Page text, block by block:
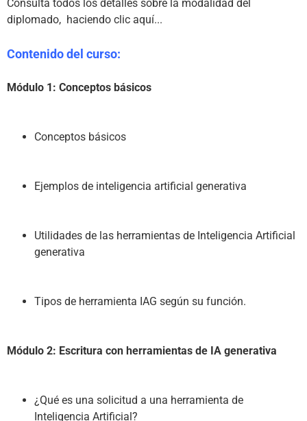
Consulta todos los detalles sobre la modalidad del
diplomado, haciendo clic aquí...
Contenido del curso:
Módulo 1: Conceptos básicos
Conceptos básicos
Ejemplos de inteligencia artificial generativa
Utilidades de las herramientas de Inteligencia Artificial
generativa
Tipos de herramienta IAG según su función.
Módulo 2: Escritura con herramientas de IA generativa
¿Qué es una solicitud a una herramienta de
Inteligencia Artificial?